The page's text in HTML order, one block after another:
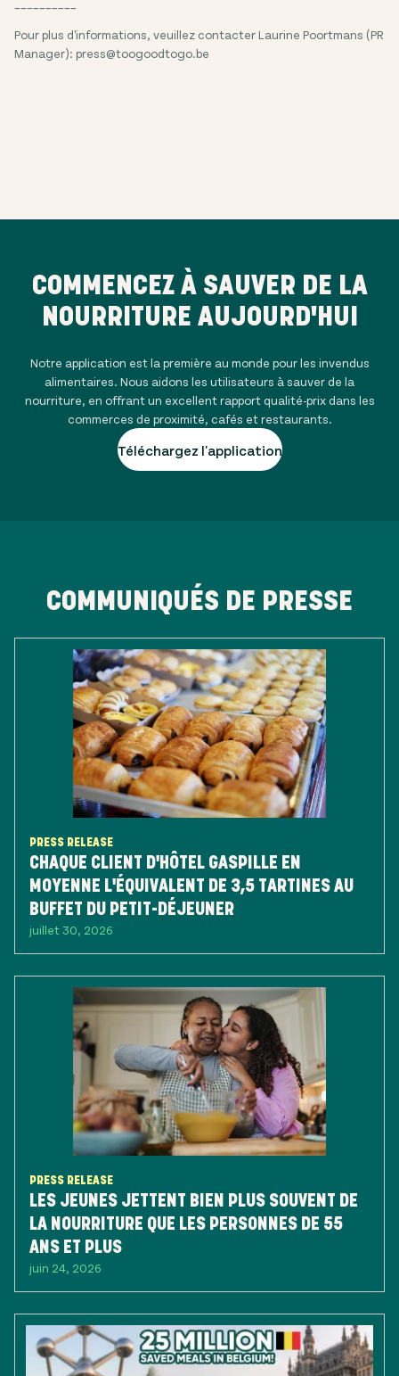
Pour plus d'informations, veuillez contacter Laurine Poortmans (PR
Manager): press@toogoodtogo.be
COMMENCEZ À SAUVER DE LA
NOURRITURE AUJOURD'HUI
Notre application est la première au monde pour les invendus
alimentaires. Nous aidons les utilisateurs à sauver de la
nourriture, en offrant un excellent rapport qualité-prix dans les
commerces de proximité, cafés et restaurants.
Téléchargez l'application
COMMUNIQUÉS DE PRESSE
PRESS RELEASE
CHAQUE CLIENT D'HÔTEL GASPILLE EN
MOYENNE L'ÉQUIVALENT DE 3,5 TARTINES AU
BUFFET DU PETIT-DÉJEUNER
juillet 30, 2026
PRESS RELEASE
LES JEUNES JETTENT BIEN PLUS SOUVENT DE
LA NOURRITURE QUE LES PERSONNES DE 55
ANS ET PLUS
juin 24, 2026